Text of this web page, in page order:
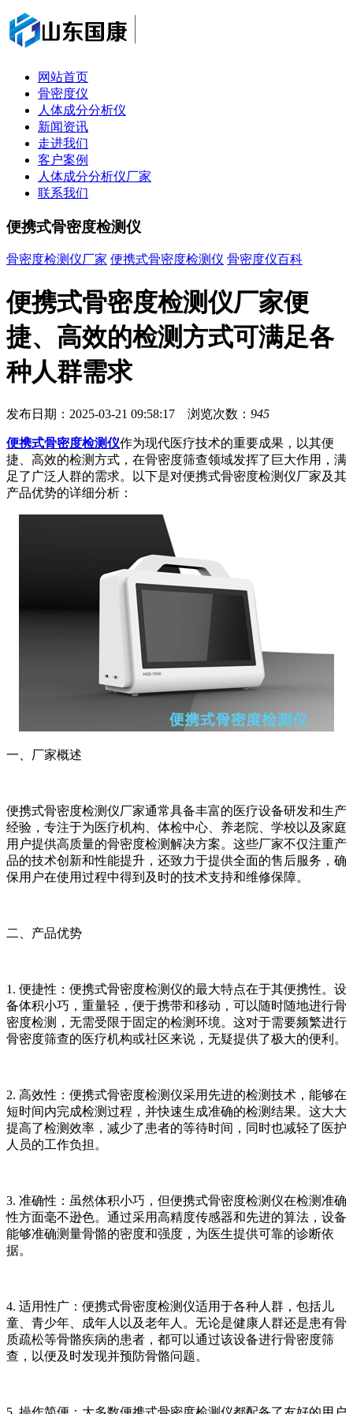
网站首页
骨密度仪
人体成分分析仪
新闻资讯
走进我们
客户案例
人体成分分析仪厂家
联系我们
便携式骨密度检测仪
骨密度检测仪厂家 便携式骨密度检测仪 骨密度仪百科
便携式骨密度检测仪厂家便
捷、高效的检测方式可满足各
种人群需求
发布日期：2025-03-21 09:58:17 浏览次数： 945
便携式骨密度检测仪作为现代医疗技术的重要成果，以其便
捷、高效的检测方式，在骨密度筛查领域发挥了巨大作用，满
足了广泛人群的需求。以下是对便携式骨密度检测仪厂家及其
产品优势的详细分析：
一、厂家概述
便携式骨密度检测仪厂家通常具备丰富的医疗设备研发和生产
经验，专注于为医疗机构、体检中心、养老院、学校以及家庭
用户提供高质量的骨密度检测解决方案。这些厂家不仅注重产
品的技术创新和性能提升，还致力于提供全面的售后服务，确
保用户在使用过程中得到及时的技术支持和维修保障。
二、产品优势
1. 便捷性：便携式骨密度检测仪的最大特点在于其便携性。设
备体积小巧，重量轻，便于携带和移动，可以随时随地进行骨
密度检测，无需受限于固定的检测环境。这对于需要频繁进行
骨密度筛查的医疗机构或社区来说，无疑提供了极大的便利。
2. 高效性：便携式骨密度检测仪采用先进的检测技术，能够在
短时间内完成检测过程，并快速生成准确的检测结果。这大大
提高了检测效率，减少了患者的等待时间，同时也减轻了医护
人员的工作负担。
3. 准确性：虽然体积小巧，但便携式骨密度检测仪在检测准确
性方面毫不逊色。通过采用高精度传感器和先进的算法，设备
能够准确测量骨骼的密度和强度，为医生提供可靠的诊断依
据。
4. 适用性广：便携式骨密度检测仪适用于各种人群，包括儿
童、青少年、成年人以及老年人。无论是健康人群还是患有骨
质疏松等骨骼疾病的患者，都可以通过该设备进行骨密度筛
查，以便及时发现并预防骨骼问题。